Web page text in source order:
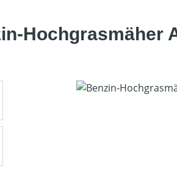
Hochgrasmäher
überspringen